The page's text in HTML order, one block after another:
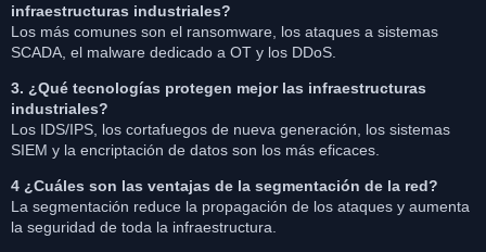
infraestructuras industriales?
Los más comunes son el ransomware, los ataques a sistemas
SCADA, el malware dedicado a OT y los DDoS.
3. ¿Qué tecnologías protegen mejor las infraestructuras
industriales?
Los IDS/IPS, los cortafuegos de nueva generación, los sistemas
SIEM y la encriptación de datos son los más eficaces.
4 ¿Cuáles son las ventajas de la segmentación de la red?
La segmentación reduce la propagación de los ataques y aumenta
la seguridad de toda la infraestructura.